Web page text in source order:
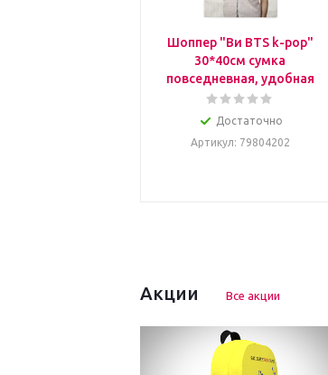
Шоппер "Ви BTS k-pop"
30*40см сумка
повседневная, удобная
Достаточно
Артикул: 79804202
Акции Все акции